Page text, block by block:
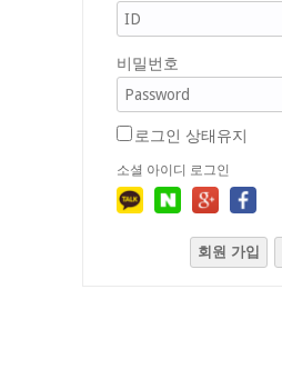
비밀번호
로그인 상태유지
소셜 아이디 로그인
회원 가입